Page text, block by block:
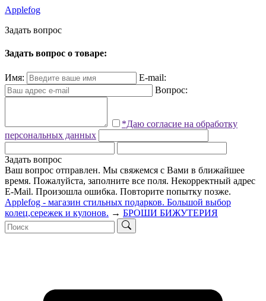
Applefog
Задать вопрос
Задать вопрос о товаре:
Имя:
E-mail:
Вопрос:
*Даю согласие на обработку
персональных данных
Задать вопрос
Ваш вопрос отправлен. Мы свяжемся с Вами в ближайшее
время. Пожалуйста, заполните все поля. Некорректный адрес
E-Mail. Произошла ошибка. Повторите попытку позже.
Applefog - магазин стильных подарков. Большой выбор
колец,сережек и кулонов. → БРОШИ БИЖУТЕРИЯ